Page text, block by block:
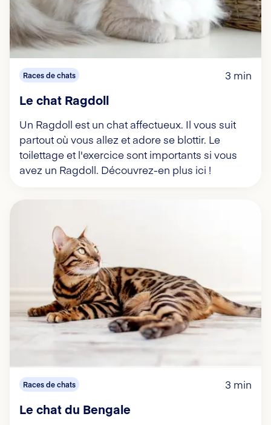
Races de chats 3 min
Le chat Ragdoll
Un Ragdoll est un chat affectueux. Il vous suit
partout où vous allez et adore se blottir. Le
toilettage et l'exercice sont importants si vous
avez un Ragdoll. Découvrez-en plus ici !
Races de chats 3 min
Le chat du Bengale